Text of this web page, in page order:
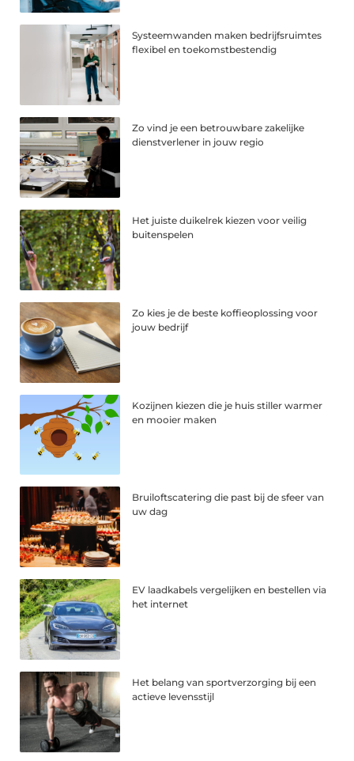
Systeemwanden maken bedrijfsruimtes
flexibel en toekomstbestendig
Zo vind je een betrouwbare zakelijke
dienstverlener in jouw regio
Het juiste duikelrek kiezen voor veilig
buitenspelen
Zo kies je de beste koffieoplossing voor
jouw bedrijf
Kozijnen kiezen die je huis stiller warmer
en mooier maken
Bruiloftscatering die past bij de sfeer van
uw dag
EV laadkabels vergelijken en bestellen via
het internet
Het belang van sportverzorging bij een
actieve levensstijl